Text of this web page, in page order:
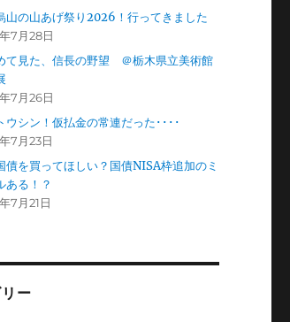
山の山あげ祭り2026！行ってきました
7月28日
て見た、信長の野望 ＠栃木県立美術館
7月26日
ウシン！仮払金の常連だった････
7月23日
債を買ってほしい？国債NISA枠追加のミ
ある！？
7月21日
ー